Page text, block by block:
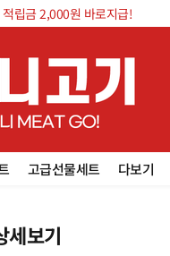
립금 2,000원 바로지급!
고급선물세트 다보기
세보기